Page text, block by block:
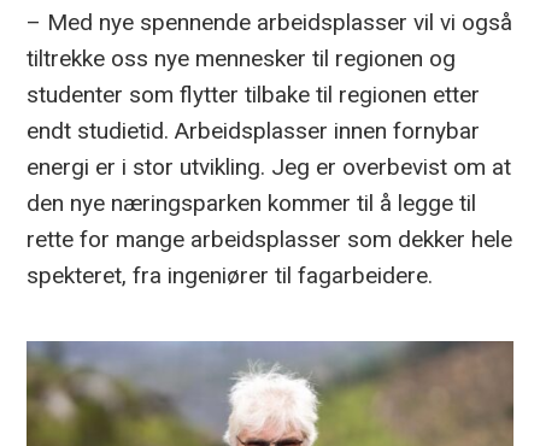
– Med nye spennende arbeidsplasser vil vi også
tiltrekke oss nye mennesker til regionen og
studenter som flytter tilbake til regionen etter
endt studietid. Arbeidsplasser innen fornybar
energi er i stor utvikling. Jeg er overbevist om at
den nye næringsparken kommer til å legge til
rette for mange arbeidsplasser som dekker hele
spekteret, fra ingeniører til fagarbeidere.